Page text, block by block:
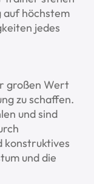
auf höchstem
jedes
großen Wert
zu schaffen.
und sind
konstruktives
und die